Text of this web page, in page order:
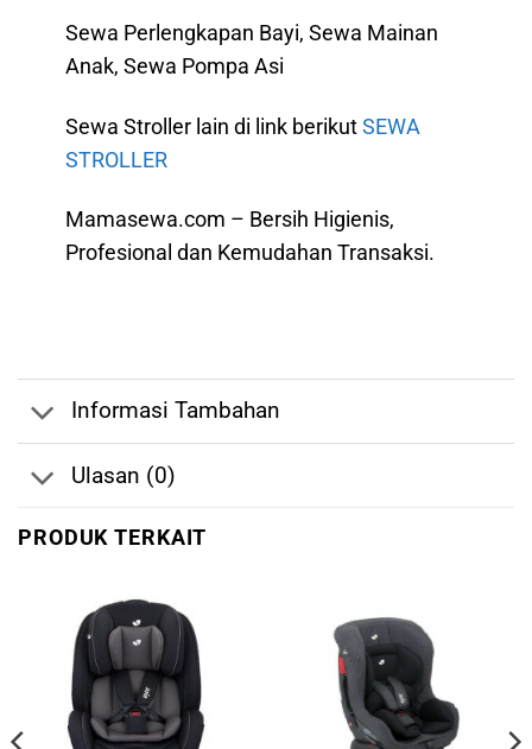
Sewa Perlengkapan Bayi, Sewa Mainan
Anak, Sewa Pompa Asi
Sewa Stroller lain di link berikutSEWA
STROLLER
Mamasewa.com – Bersih Higienis,
Profesional dan Kemudahan Transaksi.
Informasi Tambahan
Ulasan (0)
PRODUK TERKAIT